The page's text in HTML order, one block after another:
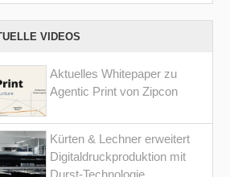
VIDEOS
Aktuelles Whitepaper zu
Agentic Print von Zipcon
Kürten & Lechner erweitert
Digitaldruckproduktion mit
Durst-Technologie